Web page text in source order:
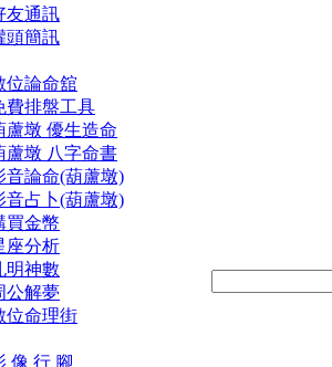
友通訊
頭簡訊
位論命舘
費排盤工具
蘆墩 優生造命
蘆墩 八字命書
音論命(葫蘆墩)
音占卜(葫蘆墩)
買金幣
座分析
明神數
公解夢
位命理街
像 行 腳